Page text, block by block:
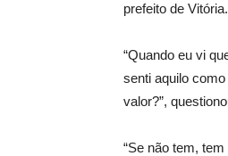
prefeito de Vitória.
“Quando eu vi
senti aquilo
valor?”,
“Se não tem,